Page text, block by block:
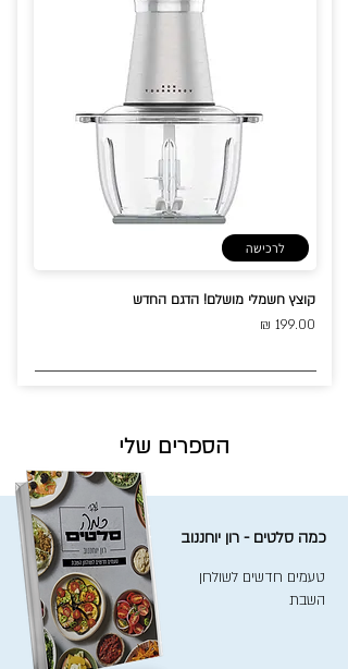
לרכישה
קוצץ חשמלי מושלם! הדגם החדש
199.00 ₪
הספרים שלי
כמה סלטים - רון יוחננוב
טעמים חדשים לשולחן
השבת